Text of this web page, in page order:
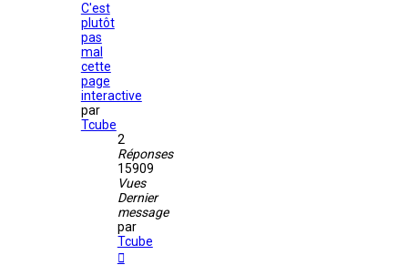
C'est
plutôt
pas
mal
cette
page
interactive
par
Tcube
2
Réponses
15909
Vues
Dernier
message
par
Tcube